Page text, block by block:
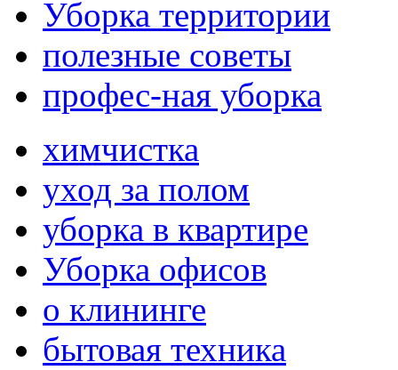
Уборка территории
полезные советы
профес-ная уборка
химчистка
уход за полом
уборка в квартире
Уборка офисов
о клининге
бытовая техника